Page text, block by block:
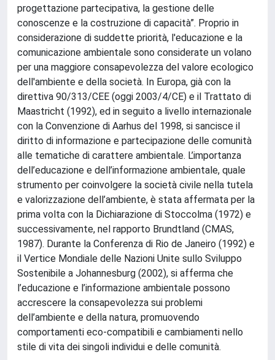
progettazione partecipativa, la gestione delle
conoscenze e la costruzione di capacità”. Proprio in
considerazione di suddette priorità, l'educazione e la
comunicazione ambientale sono considerate un volano
per una maggiore consapevolezza del valore ecologico
dell'ambiente e della società. In Europa, già con la
direttiva 90/313/CEE (oggi 2003/4/CE) e il Trattato di
Maastricht (1992), ed in seguito a livello internazionale
con la Convenzione di Aarhus del 1998, si sancisce il
diritto di informazione e partecipazione delle comunità
alle tematiche di carattere ambientale. L’importanza
dell’educazione e dell’informazione ambientale, quale
strumento per coinvolgere la società civile nella tutela
e valorizzazione dell’ambiente, è stata affermata per la
prima volta con la Dichiarazione di Stoccolma (1972) e
successivamente, nel rapporto Brundtland (CMAS,
1987). Durante la Conferenza di Rio de Janeiro (1992) e
il Vertice Mondiale delle Nazioni Unite sullo Sviluppo
Sostenibile a Johannesburg (2002), si afferma che
l’educazione e l’informazione ambientale possono
accrescere la consapevolezza sui problemi
dell’ambiente e della natura, promuovendo
comportamenti eco-compatibili e cambiamenti nello
stile di vita dei singoli individui e delle comunità.